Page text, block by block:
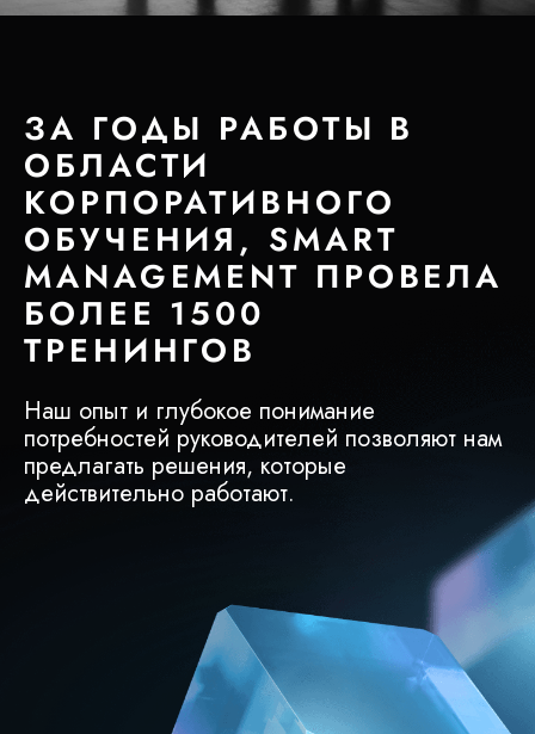
ЗА ГОДЫ РАБОТЫ В
ОБЛАСТИ
КОРПОРАТИВНОГО
ОБУЧЕНИЯ, SMART
MANAGEMENT ПРОВЕЛА
БОЛЕЕ 1500
ТРЕНИНГОВ
Наш опыт и глубокое понимание
потребностей руководителей позволяют нам
предлагать решения, которые
действительно работают.